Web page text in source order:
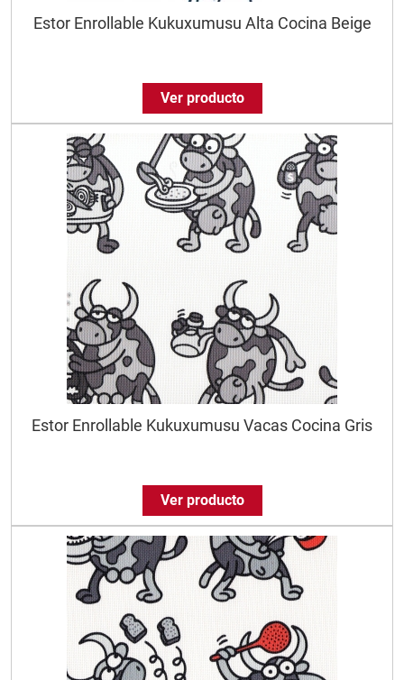
Estor Enrollable Kukuxumusu Alta Cocina Beige
Ver producto
Estor Enrollable Kukuxumusu Vacas Cocina Gris
Ver producto